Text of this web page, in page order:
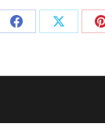
Partager
Facebook
X